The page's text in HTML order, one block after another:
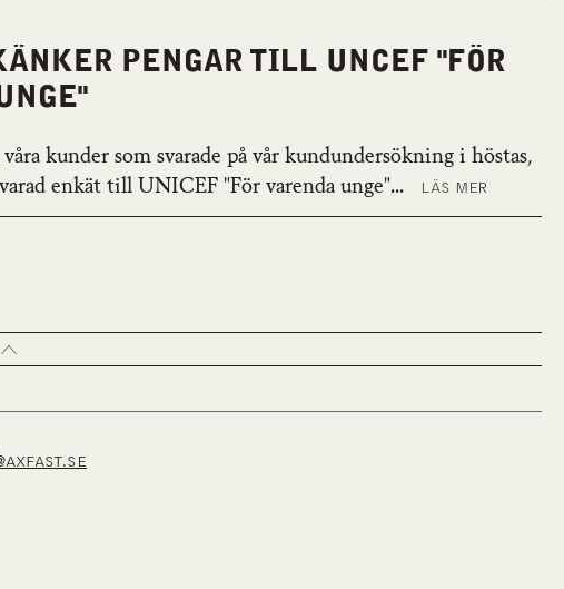
PENGAR TILL UNCEF "FÖR
kunder som svarade på vår kundundersökning i höstas,
enkät till UNICEF "För varenda unge"...
LÄS MER